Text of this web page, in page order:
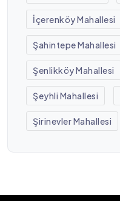
İçerenköy Mahallesi
Şahintepe Mahallesi
Şenlikköy Mahallesi
Şeyhli Mahallesi
Şirinevler Mahallesi